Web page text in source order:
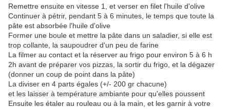
Remettre ensuite en vitesse 1, et verser en filet l'huile d'olive
Continuer à pétrir, pendant 5 à 6 minutes, le temps que toute la
pâte est absorbée l'huile d'olive
Former une boule et mettre la pâte dans un saladier, si elle est
trop collante, la saupoudrer d'un peu de farine
La filmer au contact et la réserver au frigo pour environ 5 à 6 h
2h avant de préparer vos pizzas, la sortir du frigo, et la dégazer
(donner un coup de point dans la pâte)
La diviser en 4 parts égales (+/- 200 gr chacune)
et les laisser à température ambiante pour qu'elles poussent
Ensuite les étaler au rouleau ou à la main, et les garnir à votre